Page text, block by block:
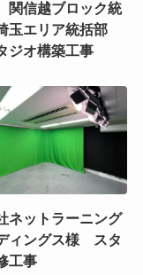
信越ブロック統
玉エリア統括部
オ構築工事
ネットラーニング
ィングス様 スタ
工事